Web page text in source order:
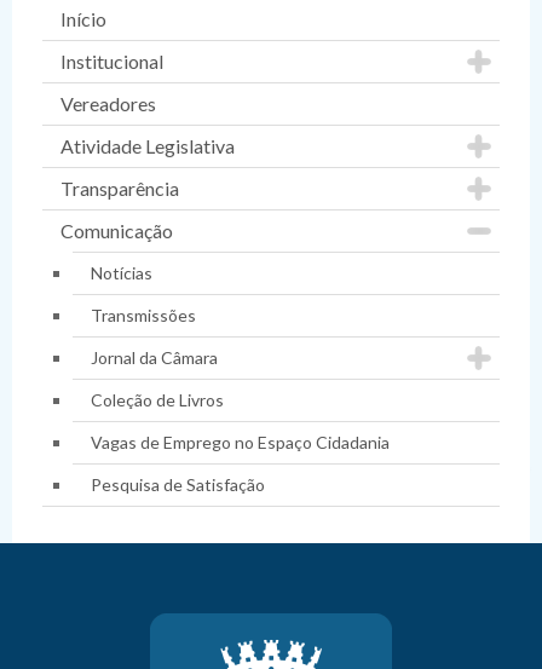
Início
Institucional
Vereadores
Atividade Legislativa
Transparência
Comunicação
Notícias
Transmissões
Jornal da Câmara
Coleção de Livros
Vagas de Emprego no Espaço Cidadania
Pesquisa de Satisfação